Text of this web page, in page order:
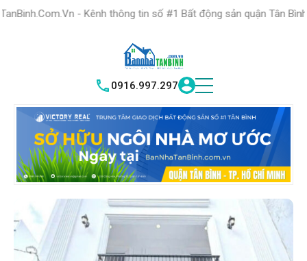
- Kênh thông tin số #1 Bất động sản quận Tân Bình "Nơi bạn
0916.997.297
HỆ THỐNG TRUNG
TÂM GIAO DỊCH BĐS TỐT NHẤT QUẬN
TÂN BÌNH VICTORY REAL TÌM HIỂU NGAY